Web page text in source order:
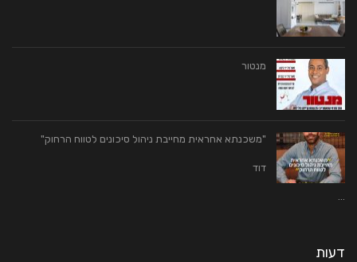
מנטור
"משכנתא אחראית מחייבת ניהול סיכונים לטווח הרחוק"
דוד
דעות